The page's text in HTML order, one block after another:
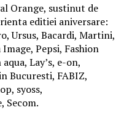
Orange, sustinut de
editiei aniversare:
Ursus, Bacardi, Martini,
Image, Pepsi, Fashion
Lay’s, e-on,
Bucuresti, FABIZ,
syoss,
Secom.